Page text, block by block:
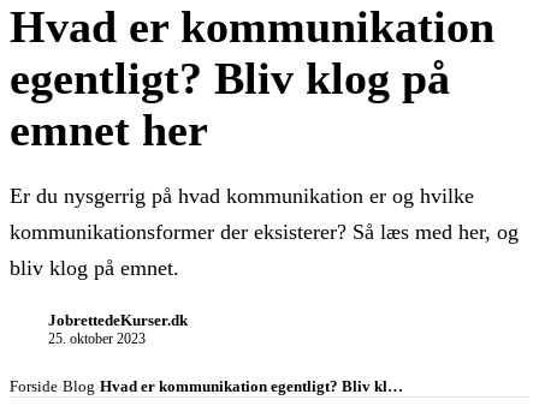
Hvad er kommunikation
egentligt? Bliv klog på
emnet her
Er du nysgerrig på hvad kommunikation er og hvilke
kommunikationsformer der eksisterer? Så læs med her, og
bliv klog på emnet.
JobrettedeKurser.dk
25. oktober 2023
Forside›Blog›Hvad er kommunikation egentligt? Bliv kl…